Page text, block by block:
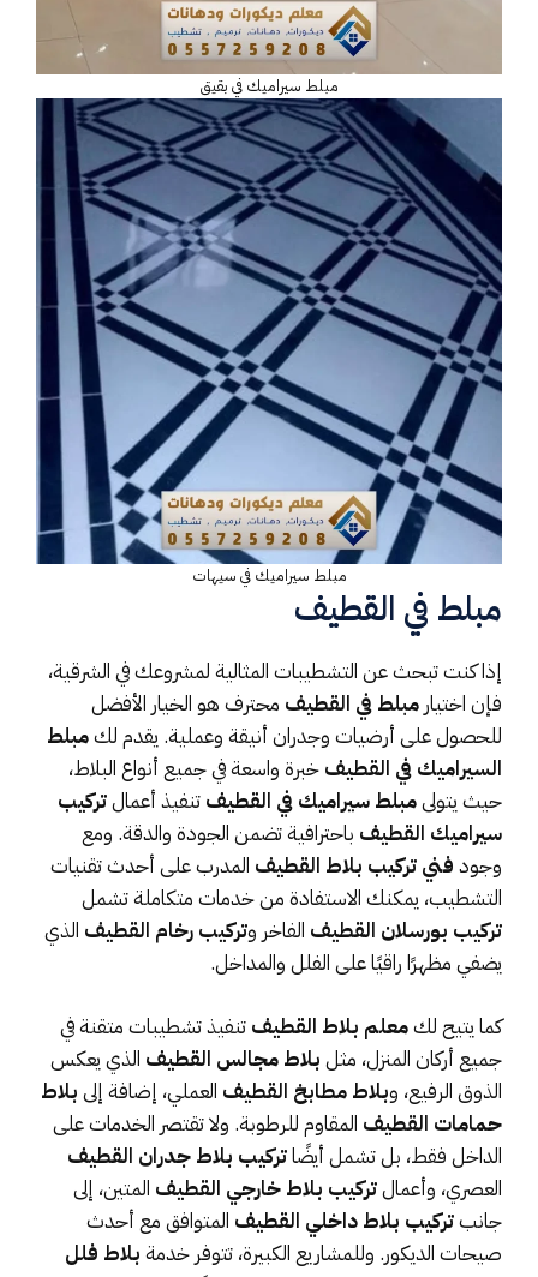
مبلط سيراميك في بقيق
مبلط سيراميك في سيهات
مبلط في القطيف
إذا كنت تبحث عن التشطيبات المثالية لمشروعك في الشرقية،
فإن اختيار مبلط في القطيف محترف هو الخيار الأفضل
للحصول على أرضيات وجدران أنيقة وعملية. يقدم لكمبلط
السيراميك في القطيف خبرة واسعة في جميع أنواع البلاط،
حيث يتولىمبلط سيراميك في القطيف تنفيذ أعمالتركيب
سيراميك القطيف باحترافية تضمن الجودة والدقة. ومع
وجود فني تركيب بلاط القطيف المدرب على أحدث تقنيات
التشطيب، يمكنك الاستفادة من خدمات متكاملة تشمل
تركيب بورسلان القطيف الفاخر وتركيب رخام القطيف الذي
يضفي مظهرًا راقيًا على الفلل والمداخل.
كما يتيح لكمعلم بلاط القطيف تنفيذ تشطيبات متقنة في
جميع أركان المنزل، مثل بلاط مجالس القطيف الذي يعكس
الذوق الرفيع، وبلاط مطابخ القطيف العملي، إضافة إلى بلاط
حمامات القطيف المقاوم للرطوبة. ولا تقتصر الخدمات على
الداخل فقط، بل تشمل أيضًاتركيب بلاط جدران القطيف
العصري، وأعمالتركيب بلاط خارجي القطيف المتين، إلى
جانبتركيب بلاط داخلي القطيف المتوافق مع أحدث
صيحات الديكور. وللمشاريع الكبيرة، تتوفر خدمة بلاط فلل